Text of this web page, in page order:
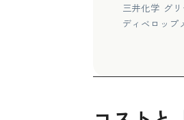
三井化学 グ
ディベロップ